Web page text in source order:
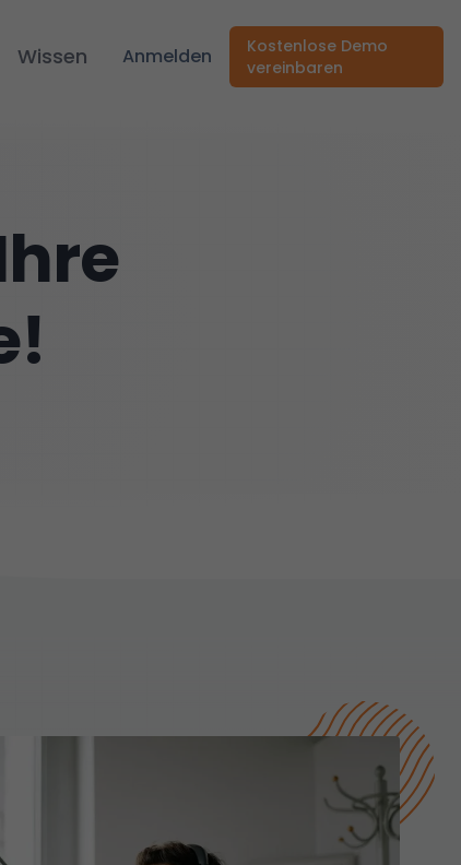
Wissen Anmelden
Kostenlose Demo
vereinbaren